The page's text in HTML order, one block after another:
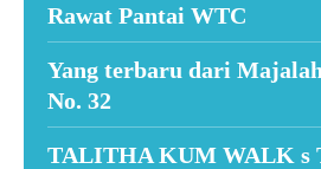
Rawat Pantai WTC
Yang terbaru dari
No. 32
TALITHA KUM WALK s